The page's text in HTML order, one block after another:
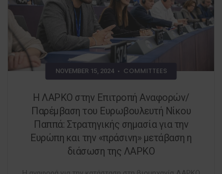
NOVEMBER 15, 2024 • COMMITTEES
Η ΛΑΡΚΟ στην Επιτροπή Αναφορών/
Παρέμβαση του Ευρωβουλευτή Νίκου
Παππά: Στρατηγικής σημασία για την
Ευρώπη και την «πράσινη» μετάβαση η
διάσωση της ΛΑΡΚΟ